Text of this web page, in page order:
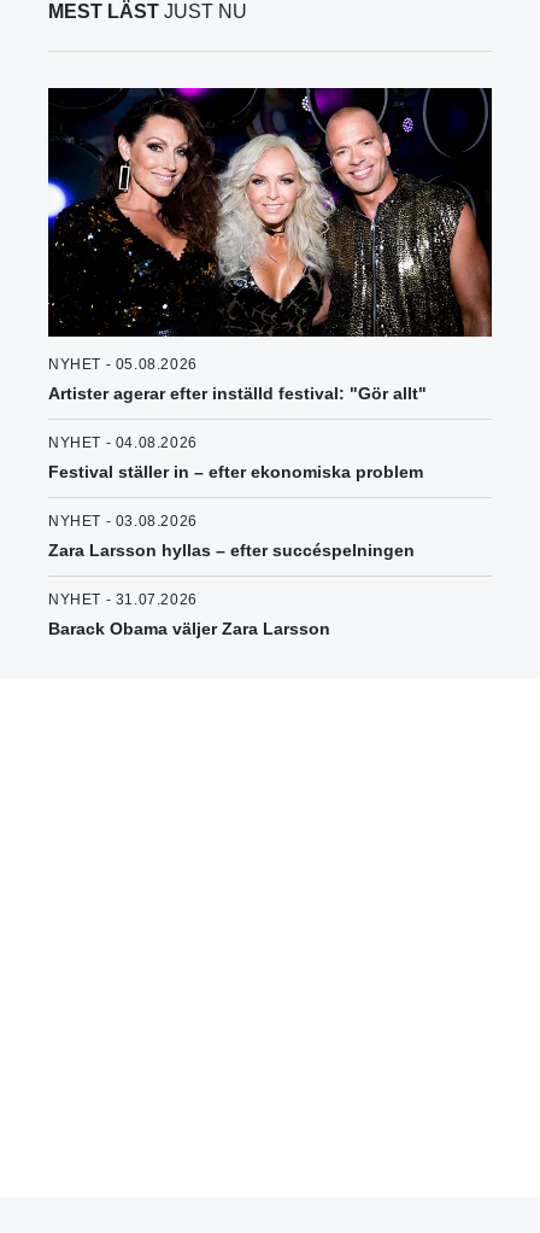
MEST LÄST JUST NU
NYHET - 05.08.2026
Artister agerar efter inställd festival: "Gör allt"
NYHET - 04.08.2026
Festival ställer in – efter ekonomiska problem
NYHET - 03.08.2026
Zara Larsson hyllas – efter succéspelningen
NYHET - 31.07.2026
Barack Obama väljer Zara Larsson